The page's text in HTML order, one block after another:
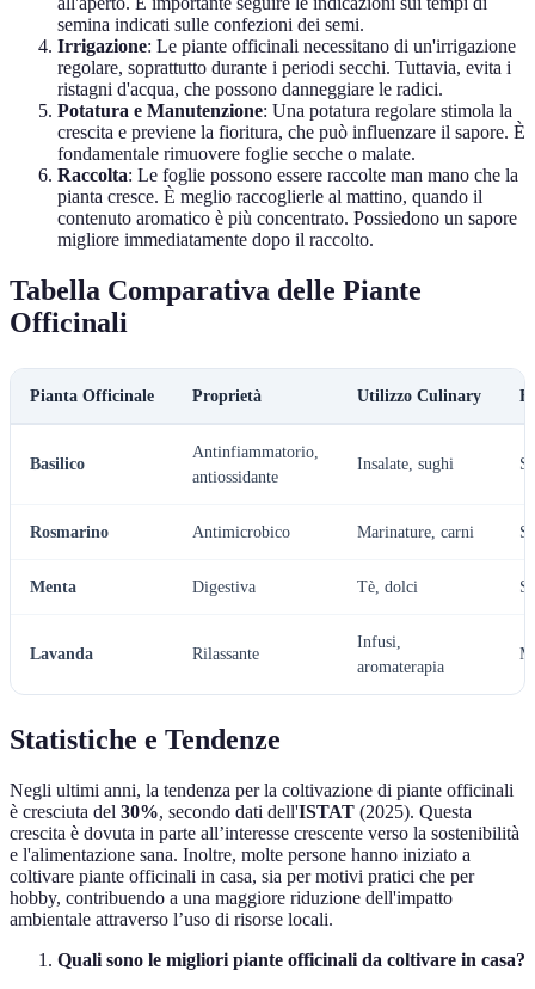
semina indicati sulle confezioni dei semi.
Irrigazione: Le piante officinali necessitano di un'irrigazione
regolare, soprattutto durante i periodi secchi. Tuttavia, evita i
ristagni d'acqua, che possono danneggiare le radici.
Potatura e Manutenzione: Una potatura regolare stimola la
crescita e previene la fioritura, che può influenzare il sapore. È
fondamentale rimuovere foglie secche o malate.
Raccolta: Le foglie possono essere raccolte man mano che la
pianta cresce. È meglio raccoglierle al mattino, quando il
contenuto aromatico è più concentrato. Possiedono un sapore
migliore immediatamente dopo il raccolto.
Tabella Comparativa delle Piante
Officinali
Pianta Officinale Proprietà Utilizzo Culinary
Basilico
Antinfiammatorio,
antiossidante
Insalate, sughi Sì
Rosmarino Antimicrobico Marinature, carni Sì
Menta Digestiva Tè, dolci Sì
Lavanda Rilassante
Infusi,
aromaterapia
Statistiche e Tendenze
Negli ultimi anni, la tendenza per la coltivazione di piante officinali
è cresciuta del 30%, secondo dati dell'ISTAT (2025). Questa
crescita è dovuta in parte all’interesse crescente verso la sostenibilità
e l'alimentazione sana. Inoltre, molte persone hanno iniziato a
coltivare piante officinali in casa, sia per motivi pratici che per
hobby, contribuendo a una maggiore riduzione dell'impatto
ambientale attraverso l’uso di risorse locali.
Quali sono le migliori piante officinali da coltivare in casa?